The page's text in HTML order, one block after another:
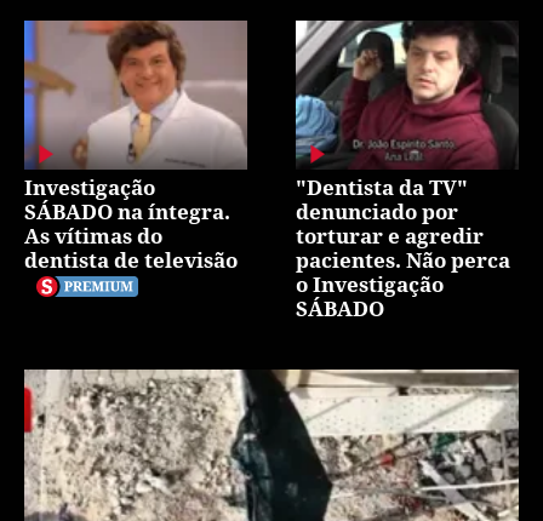
Investigação
SÁBADO na íntegra.
As vítimas do
dentista de televisão
"Dentista da TV"
denunciado por
torturar e agredir
pacientes. Não perca
o Investigação
SÁBADO